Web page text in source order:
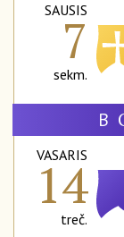
SAUSIS
7
sekm.
B
VASARIS
14
treč.